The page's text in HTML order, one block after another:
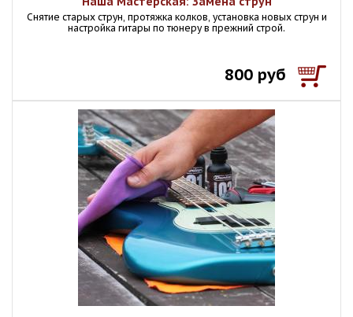
Снятие старых струн, протяжка колков, установка новых струн и
настройка гитары по тюнеру в прежний строй.
800 руб